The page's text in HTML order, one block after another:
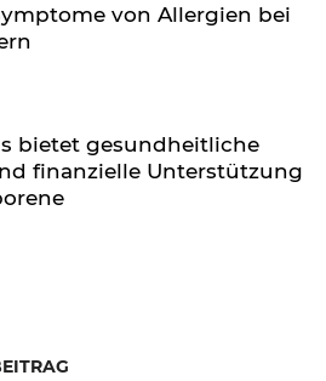
von Allergien bei
bietet gesundheitliche
finanzielle Unterstützung